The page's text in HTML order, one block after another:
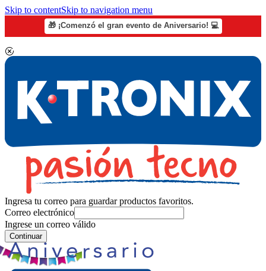
Skip to contentSkip to navigation menu
🎁 ¡Comenzó el gran evento de Aniversario! 💻
Ingresa tu correo para guardar productos favoritos.
Correo electrónico
Ingrese un correo válido
Continuar